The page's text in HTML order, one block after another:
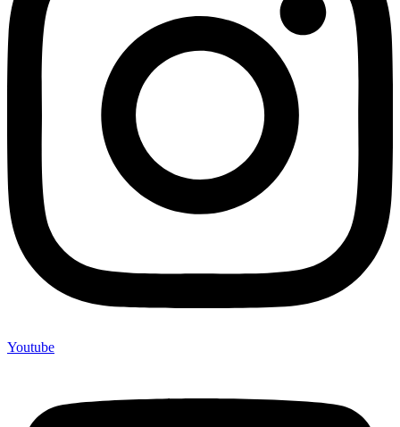
Youtube